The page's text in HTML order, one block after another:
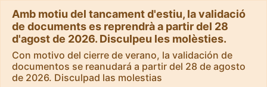
Amb motiu del tancament d'estiu, la validació
de documents es reprendrà a partir del 28
d'agost de 2026. Disculpeu les molèsties.
Con motivo del cierre de verano, la validación de
documentos se reanudará a partir del 28 de agosto
de 2026. Disculpad las molestias